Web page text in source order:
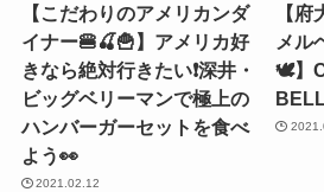
【こだわりのアメリカンダ
イナー🍔🍒🍟】アメリカ好
きなら絶対行きたい❗️深井・
ビッグベリーマンで極上の
ハンバーガーセットを食べ
よう👀
2021.02.12
【
メ
🕊】